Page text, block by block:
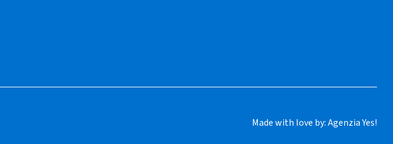
Made with love by:Agenzia Yes!